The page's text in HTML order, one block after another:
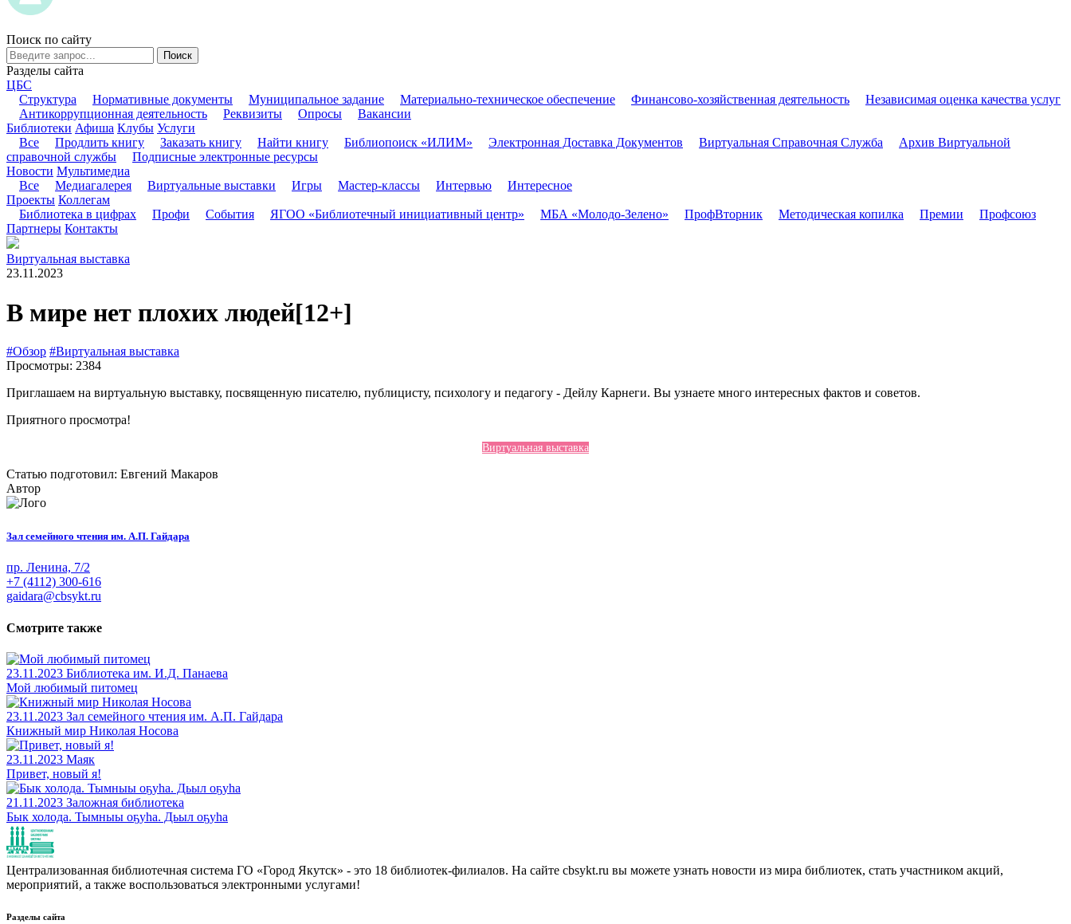
Поиск по сайту
Поиск
Разделы сайта
ЦБС
Структура
Нормативные документы Муниципальное задание Материально-техническое обеспечение Финансово-хозяйственная деятельность
Независимая оценка качества услуг
Антикоррупционная деятельность
Реквизиты Опросы
Вакансии
Библиотеки Афиша Клубы Услуги
Все
Продлить книгу Заказать книгу Найти книгу Библиопоиск «ИЛИМ» Электронная Доставка Документов Виртуальная Справочная Служба
Архив Виртуальной
справочной службы
Подписные электронные ресурсы
Новости Мультимедиа
Все
Медиагалерея Виртуальные выставки Игры Мастер-классы Интервью
Интересное
Проекты Коллегам
Библиотека в цифрах
Профи События ЯГОО «Библиотечный инициативный центр» МБА «Молодо-Зелено» ПрофВторник Методическая копилка Премии
Профсоюз
Партнеры Контакты
Виртуальная выставка
23.11.2023
В мире нет плохих людей[12+]
#Обзор #Виртуальная выставка
Просмотры: 2384
Приглашаем на виртуальную выставку, посвященную писателю, публицисту, психологу и педагогу - Дейлу Карнеги. Вы узнаете много интересных фактов и советов.
Приятного просмотра!
Виртуальная выставка
Статью подготовил: Евгений Макаров
Автор
Зал семейного чтения им. А.П. Гайдара
пр. Ленина, 7/2
+7 (4112) 300-616
gaidara@cbsykt.ru
Смотрите также
23.11.2023 Библиотека им. И.Д. Панаева
Мой любимый питомец
23.11.2023 Зал семейного чтения им. А.П. Гайдара
Книжный мир Николая Носова
23.11.2023 Маяк
Привет, новый я!
21.11.2023 Заложная библиотека
Бык холода. Тымныы оҕуһа. Дьыл оҕуһа
Централизованная библиотечная система ГО «Город Якутск» - это 18 библиотек-филиалов. На сайте cbsykt.ru вы можете узнать новости из мира библиотек, стать участником акций,
мероприятий, а также воспользоваться электронными услугами!
Разделы сайта